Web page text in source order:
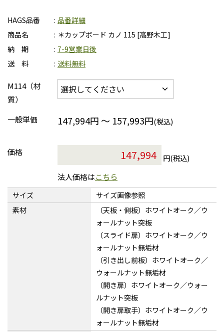
HAGS品番
品番詳細
商品名
＊カップボード カノ 115 [高野木工]
納 期
7-9営業日後
送 料
送料無料
M114（材
質）
一般単価
147,994円 ～ 157,993円(税込)
価格
円(税込)
法人価格はこちら
サイズ
サイズ画像参照
素材
（天板・側板）ホワイトオーク／ウ
ォールナット突板
（スライド扉）ホワイトオーク／ウ
ォールナット無垢材
（引き出し前板）ホワイトオーク／
ウォールナット無垢材
（開き扉）ホワイトオーク／ウォー
ルナット突板
（開き扉取手）ホワイトオーク／ウ
ォールナット無垢材